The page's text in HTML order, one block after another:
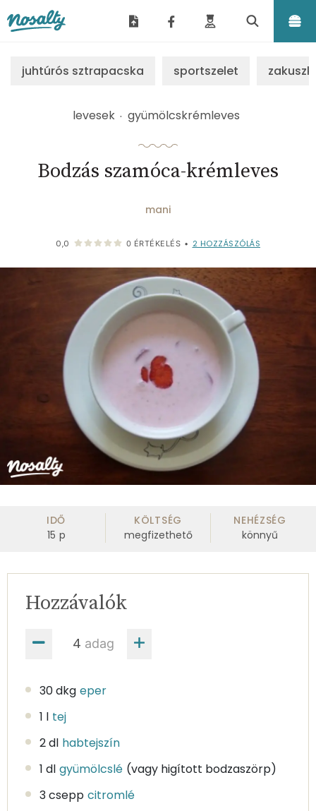
juhtúrós sztrapacska sportszelet
levesek gyümölcskrémleves
Bodzás szamóca-krémleves
mani
0,0 0 ÉRTÉKELÉS • 2 HOZZÁSZÓLÁS
IDŐ
15 p
KÖLTSÉG
megfizethető
NEHÉZSÉG
könnyű
adag
Hozzávalók
30 dkg eper
1 l tej
2 dl habtejszín
1 dl gyümölcslé (vagy higított bodzaszörp)
3 csepp citromlé